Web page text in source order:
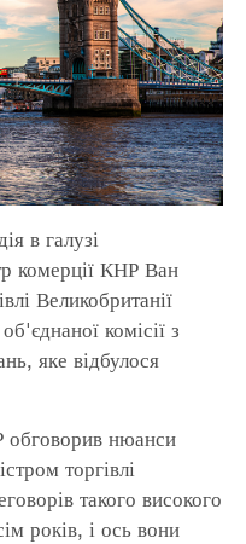
в галузі
комерції КНР Ван
Великобританії
комісії з
яке відбулося
обговорив нюанси
торгівлі
такого високого
років, і ось вони